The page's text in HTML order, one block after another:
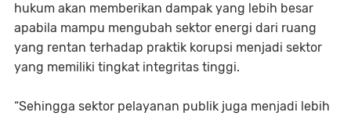
hukum akan memberikan dampak yang lebih besar
apabila mampu mengubah sektor energi dari ruang
yang rentan terhadap praktik korupsi menjadi sektor
yang memiliki tingkat integritas tinggi.
“Sehingga sektor pelayanan publik juga menjadi lebih